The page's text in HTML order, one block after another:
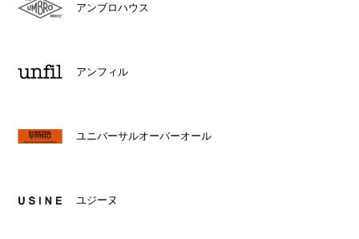
アンブロハウス
アンフィル
ユニバーサルオーバーオール
ユジーヌ